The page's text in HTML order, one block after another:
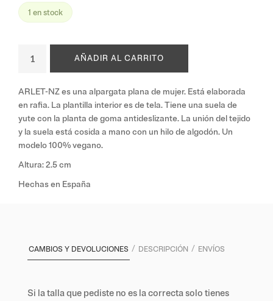
1 en stock
AÑADIR AL CARRITO
ARLET-NZ es una alpargata plana de mujer. Está elaborada
en rafia. La plantilla interior es de tela. Tiene una suela de
yute con la planta de goma antideslizante. La unión del tejido
y la suela está cosida a mano con un hilo de algodón. Un
modelo 100% vegano.
Altura: 2.5 cm
Hechas en España
CAMBIOS Y DEVOLUCIONES DESCRIPCIÓN ENVÍOS
Si la talla que pediste no es la correcta solo tienes